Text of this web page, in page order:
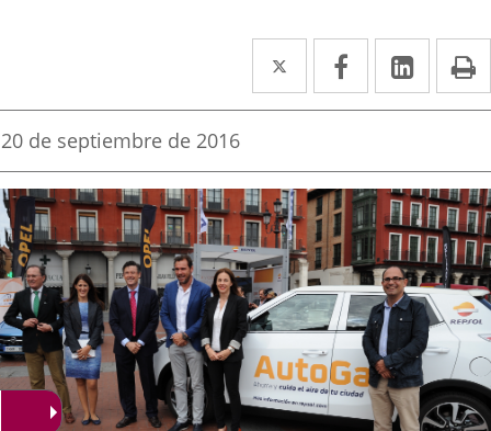
Twitter
Enlace
a
aplicación
externa.
Facebook
Enlace
a
aplicación
externa.
Enlace
a
Fecha
la
noticia
20 de septiembre de 2016